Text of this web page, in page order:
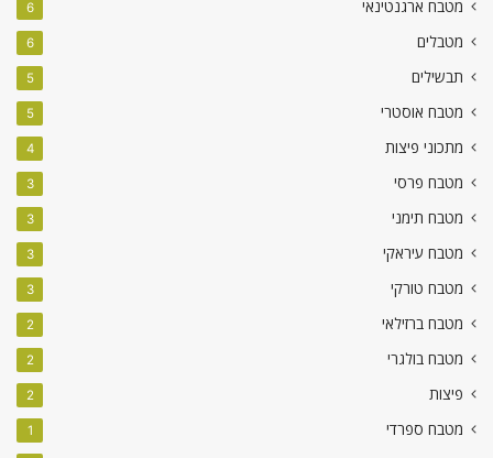
מטבח ארגנטינאי 6
מטבלים 6
תבשילים 5
מטבח אוסטרי 5
מתכוני פיצות 4
מטבח פרסי 3
מטבח תימני 3
מטבח עיראקי 3
מטבח טורקי 3
מטבח ברזילאי 2
מטבח בולגרי 2
פיצות 2
מטבח ספרדי 1